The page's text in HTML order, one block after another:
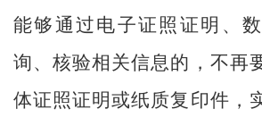
能够通过电子证照证明、
询、核验相关信息的，不再
体证照证明或纸质复印件，